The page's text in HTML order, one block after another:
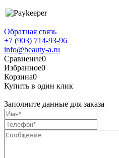
Обратная связь
+7 (903) 714-93-96
info@beauty-a.ru
Сравнение0
Избранное0
Корзина0
Купить в один клик
Заполните данные для заказа